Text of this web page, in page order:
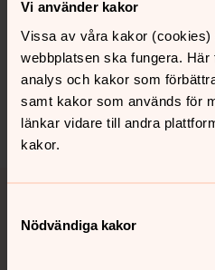
Vi använder kakor
Vissa av våra kakor (cookies)
webbplatsen ska fungera.
analys och kakor som
samt kakor som används för
länkar vidare till andra
kakor.
Nödvändiga kakor
Synpunkter eller
innehåll?
Dela